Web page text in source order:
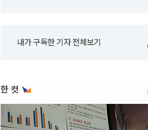
내가 구독한 기자 전체보기
한 컷